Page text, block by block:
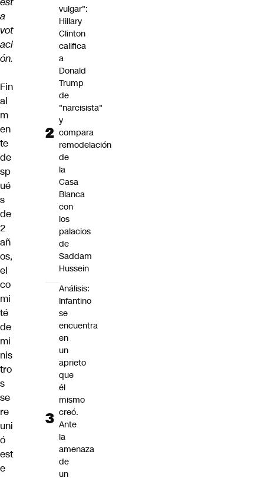
a
vot
aci
ón.
Fin
al
m
en
te
de
sp
ué
s
de
2
añ
os,
el
co
mi
té
de
mi
nis
tro
s
se
re
uni
ó
est
e
vulgar":
Hillary
Clinton
califica
a
Donald
Trump
de
"narcisista"
y
compara
remodelación
de
la
Casa
Blanca
con
los
palacios
de
Saddam
Hussein
Análisis:
Infantino
se
encuentra
en
un
aprieto
que
él
mismo
creó.
Ante
la
amenaza
de
un